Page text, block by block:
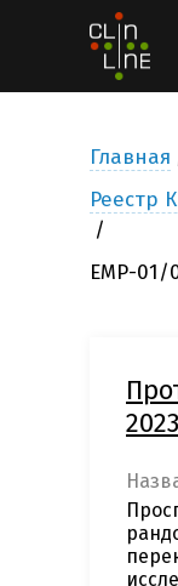
Главная
Реестр
EMP-01/
2023